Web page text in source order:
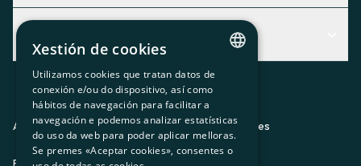
Descubre qué servicio te encaja mejor
Contacto
Actualidad
O recuncho da socia
Prensa
Trabaja con nosotros
Aviso legalPolítica de privacidadPolítica de cookies
CATALAN
SPANISH
GL
Xestión de cookies
Utilizamos cookies que tratan datos de
conexión e/ou do dispositivo, así como
hábitos de navegación para facilitar a
navegación e podemos analizar estatísticas
do uso da web para poder aplicar melloras.
Se premes «Aceptar cookies», consentes o